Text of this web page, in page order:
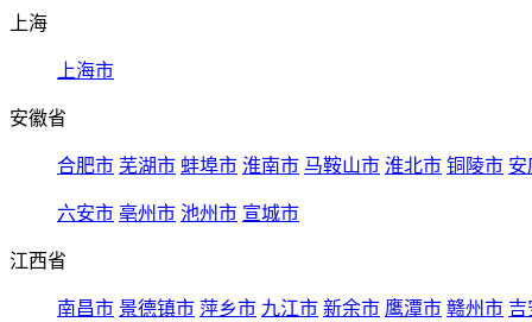
上海
上海市
安徽省
合肥市 芜湖市 蚌埠市 淮南市 马鞍山市 淮北市 铜陵市 安
六安市 亳州市 池州市 宣城市
江西省
南昌市 景德镇市 萍乡市 九江市 新余市 鹰潭市 赣州市 吉